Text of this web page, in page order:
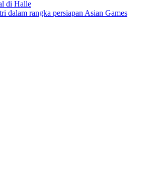
di Halle
dalam rangka persiapan Asian Games